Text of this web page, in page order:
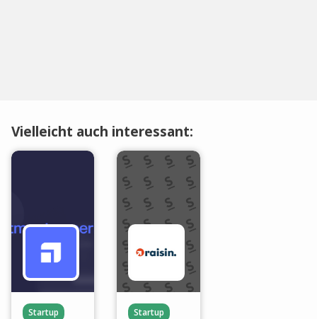
Vielleicht auch interessant:
Startup
Startup